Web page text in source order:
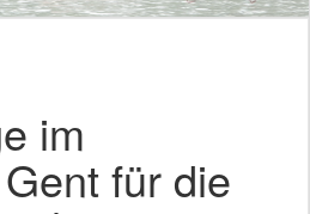
im
für die